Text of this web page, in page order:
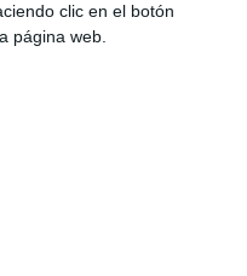
clic en el botón
página web.
“seguimos